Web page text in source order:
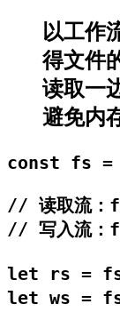
以工作
得文件
读取一
避免内
const fs
// 读取流：
// 写入流
let rs =
let ws =